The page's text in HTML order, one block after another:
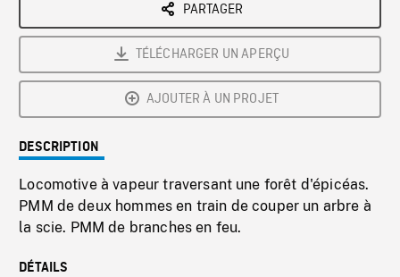
PARTAGER
TÉLÉCHARGER UN APERÇU
AJOUTER À UN PROJET
DESCRIPTION
Locomotive à vapeur traversant une forêt d'épicéas.
PMM de deux hommes en train de couper un arbre à
la scie. PMM de branches en feu.
DÉTAILS